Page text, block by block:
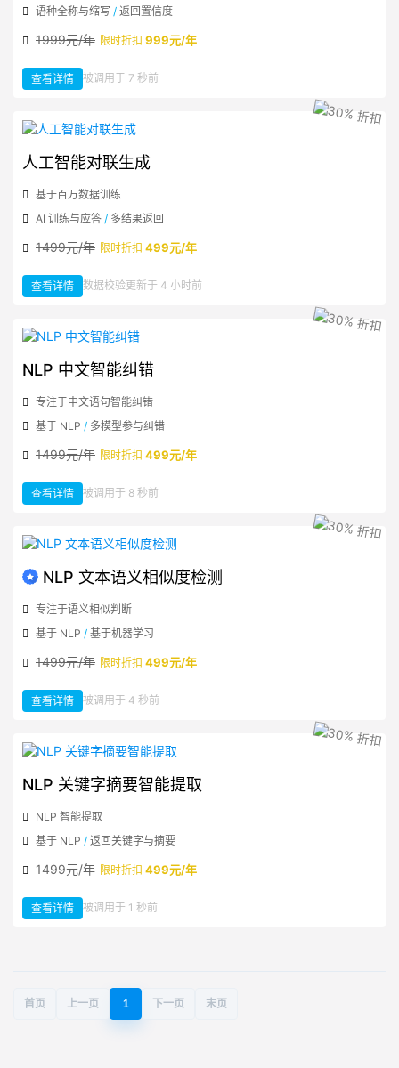
语种全称与缩写 / 返回置信度
1999元/年 限时折扣 999元/年
查看详情 ：
NLP
测
被调用于 7 秒前
人工智能对联生成
基于百万数据训练
AI 训练与应答 / 多结果返回
1499元/年 限时折扣 499元/年
查看详情 ：
人
对
联
生
数据校验更新于 4 小时前
NLP 中文智能纠错
专注于中文语句智能纠错
基于 NLP / 多模型参与纠错
1499元/年 限时折扣 499元/年
查看详情 ：
NLP
能
纠
错
被调用于 8 秒前
NLP 文本语义相似度检测
专注于语义相似判断
基于 NLP / 基于机器学习
1499元/年 限时折扣 499元/年
查看详情 ：
NLP
义
相
似
检
测
被调用于 4 秒前
NLP 关键字摘要智能提取
NLP 智能提取
基于 NLP / 返回关键字与摘要
1499元/年 限时折扣 499元/年
查看详情 ：
NLP
取
被调用于 1 秒前
首页 上一页 1 下一页 末页